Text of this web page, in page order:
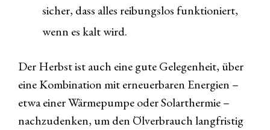
sicher, dass alles reibungslos funktioniert,
wenn es kalt wird.
Der Herbst ist auch eine gute Gelegenheit, über
eine Kombination mit erneuerbaren Energien –
etwa einer Wärmepumpe oder Solarthermie –
nachzudenken, um den Ölverbrauch langfristig